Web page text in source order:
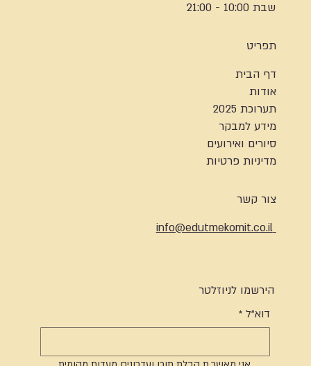
שבת 10:00 - 21:00
תפריט
דף הבית
אודות
תערוכת 2025
מידע למבקר
סיורים ואירועים
מדיניות פרטיות
צור קשר
info@edutmekomit.co.il
הירשמו לניוזלטר
דוא"ל *